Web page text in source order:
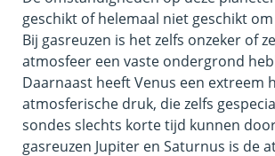
geschikt of helemaal niet geschikt
Bij gasreuzen is het zelfs onzeker of
atmosfeer een vaste ondergrond
Daarnaast heeft Venus een extreem
atmosferische druk, die zelfs
sondes slechts korte tijd kunnen
gasreuzen Jupiter en Saturnus is de